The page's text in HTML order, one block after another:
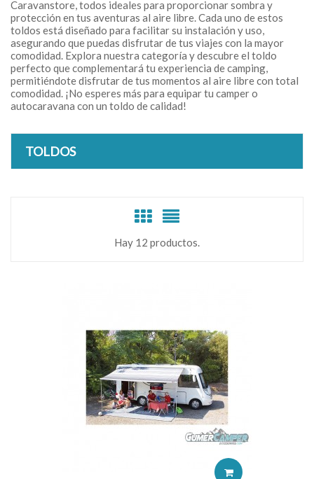
Caravanstore, todos ideales para proporcionar sombra y
protección en tus aventuras al aire libre. Cada uno de estos
toldos está diseñado para facilitar su instalación y uso,
asegurando que puedas disfrutar de tus viajes con la mayor
comodidad. Explora nuestra categoría y descubre el toldo
perfecto que complementará tu experiencia de camping,
permitiéndote disfrutar de tus momentos al aire libre con total
comodidad. ¡No esperes más para equipar tu camper o
autocaravana con un toldo de calidad!
TOLDOS
Hay 12 productos.